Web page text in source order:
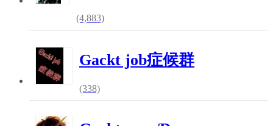
(4,883)
Gackt job症候群
(338)